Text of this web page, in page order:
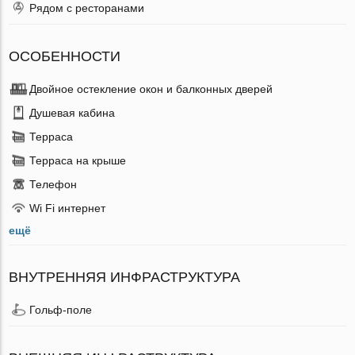
Рядом с ресторанами
ОСОБЕННОСТИ
Двойное остекление окон и балконных дверей
Душевая кабина
Терраса
Терраса на крыше
Телефон
Wi Fi интернет
ещё
ВНУТРЕННЯЯ ИНФРАСТРУКТУРА
Гольф-поле